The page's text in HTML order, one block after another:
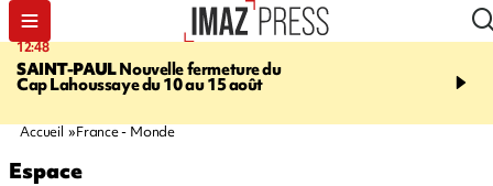
12:48
SAINT-PAULNouvelle fermeture du
Cap Lahoussaye du 10 au 15 août
14:23
massif de migrants, la
Accueil France - Monde
Espace